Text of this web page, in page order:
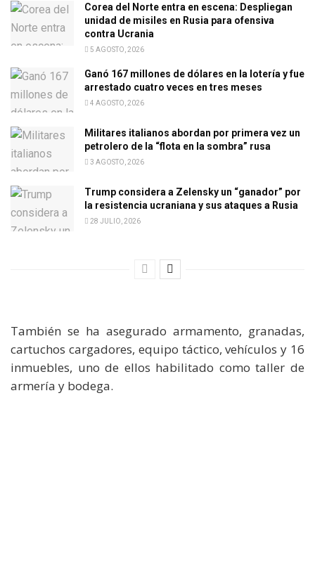
Corea del Norte entra en escena: Despliegan
unidad de misiles en Rusia para ofensiva
contra Ucrania
5 AGOSTO, 2026
Ganó 167 millones de dólares en la lotería y fue
arrestado cuatro veces en tres meses
4 AGOSTO, 2026
Militares italianos abordan por primera vez un
petrolero de la “flota en la sombra” rusa
3 AGOSTO, 2026
Trump considera a Zelensky un “ganador” por
la resistencia ucraniana y sus ataques a Rusia
28 JULIO, 2026
También se ha asegurado armamento, granadas,
cartuchos cargadores, equipo táctico, vehículos y 16
inmuebles, uno de ellos habilitado como taller de
armería y bodega.